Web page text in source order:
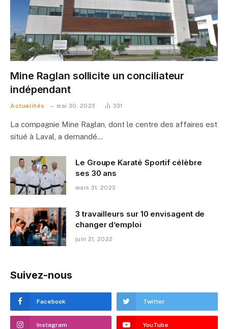
Mine Raglan sollicite un conciliateur
indépendant
Actualités mai 30, 2023 331
La compagnie Mine Raglan, dont le centre des affaires est
situé à Laval, a demandé…
Le Groupe Karaté Sportif célèbre
ses 30 ans
mars 31, 2023
3 travailleurs sur 10 envisagent de
changer d’emploi
juin 21, 2022
Suivez-nous
Facebook Twitter
Instagram YouTube